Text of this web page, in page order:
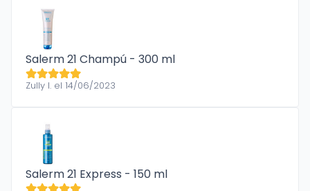
Salerm 21 Champú - 300 ml
Zully I. el 14/06/2023
Salerm 21 Express - 150 ml